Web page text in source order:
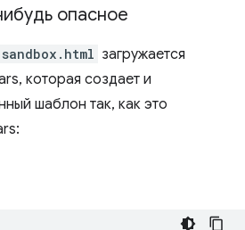
опасное
sandbox.html загружается
которая создает и
шаблон так, как это